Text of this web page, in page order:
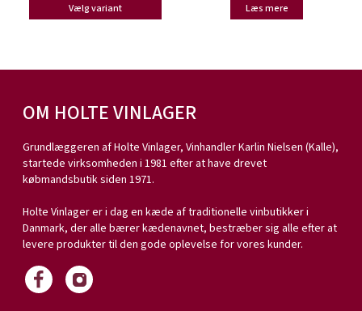
Vælg variant Læs mere
OM HOLTE VINLAGER
Grundlæggeren af Holte Vinlager, Vinhandler Karlin Nielsen (Kalle),
startede virksomheden i 1981 efter at have drevet
købmandsbutik siden 1971.
Holte Vinlager er i dag en kæde af traditionelle vinbutikker i
Danmark, der alle bærer kædenavnet, bestræber sig alle efter at
levere produkter til den gode oplevelse for vores kunder.